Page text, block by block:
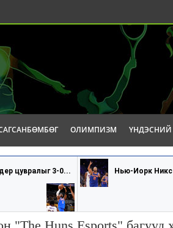
ОЛИМПИЗМ ҮНДЭСНИЙ
цувралыг 3-0... Нью-Иорк